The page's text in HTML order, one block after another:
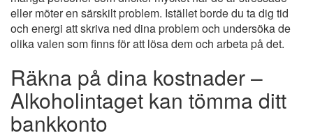
eller möter en särskilt problem. Istället borde du ta dig tid
och energi att skriva ned dina problem och undersöka de
olika valen som finns för att lösa dem och arbeta på det.
Räkna på dina kostnader –
Alkoholintaget kan tömma ditt
bankkonto